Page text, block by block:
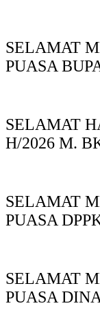
SELAMAT
PUASA
SELAMAT
H/2026 M.
SELAMAT
PUASA
SELAMAT
PUASA